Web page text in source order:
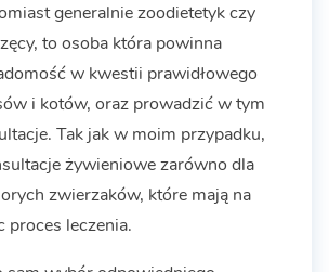
generalnie zoodietetyk czy
to osoba która powinna
w kwestii prawidłowego
i kotów, oraz prowadzić w tym
Tak jak w moim przypadku,
żywieniowe zarówno dla
zwierzaków, które mają na
proces leczenia.